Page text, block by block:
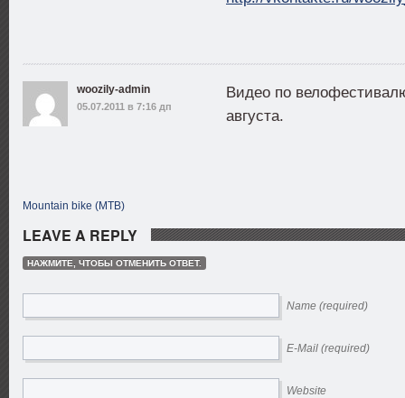
woozily-admin
05.07.2011 в 7:16 дп
Видео по
августа.
Mountain bike (MTB)
LEAVE A REPLY
НАЖМИТЕ, ЧТОБЫ ОТМЕНИТЬ ОТВЕТ.
Name (required)
E-Mail (required)
Website